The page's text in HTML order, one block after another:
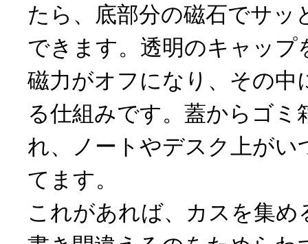
たら、底部分の磁石でサッ
できます。透明のキャップ
磁力がオフになり、その中
る仕組みです。蓋からゴミ
れ、ノートやデスク上がい
てます。
これがあれば、カスを集め